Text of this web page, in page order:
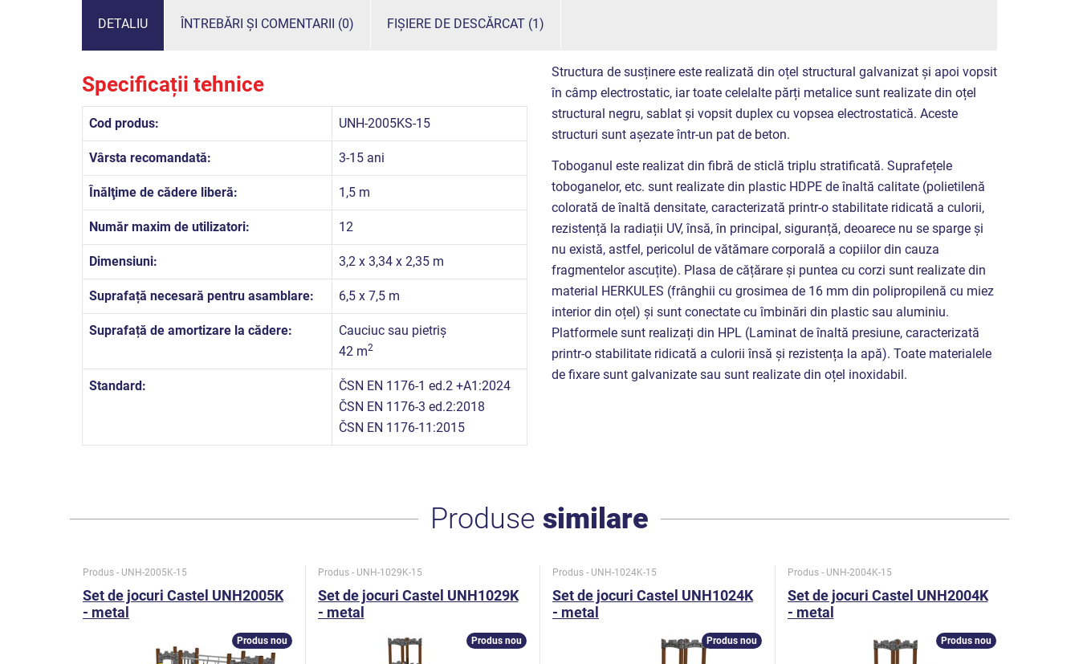
DETALIU ÎNTREBĂRI ȘI COMENTARII (0) FIȘIERE DE DESCĂRCAT (1)
Specificații tehnice
Cod produs: UNH-2005KS-15
Vârsta recomandată: 3-15 ani
Înălţime de cădere liberă: 1,5 m
Număr maxim de utilizatori: 12
Dimensiuni: 3,2 x 3,34 x 2,35 m
Suprafață necesară pentru asamblare: 6,5 x 7,5 m
Suprafață de amortizare la cădere:
Cauciuc sau pietriș
42 m2
Standard:
ČSN EN 1176-1 ed.2 +A1:2024
ČSN EN 1176-3 ed.2:2018
ČSN EN 1176-11:2015
Structura de susținere este realizată din oțel structural galvanizat și apoi vopsit
în câmp electrostatic, iar toate celelalte părți metalice sunt realizate din oțel
structural negru, sablat și vopsit duplex cu vopsea electrostatică. Aceste
structuri sunt așezate într-un pat de beton.
Toboganul este realizat din fibră de sticlă triplu stratificată. Suprafețele
toboganelor, etc. sunt realizate din plastic HDPE de înaltă calitate (polietilenă
colorată de înaltă densitate, caracterizată printr-o stabilitate ridicată a culorii,
rezistență la radiații UV, însă, în principal, siguranță, deoarece nu se sparge și
nu există, astfel, pericolul de vătămare corporală a copiilor din cauza
fragmentelor ascuțite). Plasa de cățărare și puntea cu corzi sunt realizate din
material HERKULES (frânghii cu grosimea de 16 mm din polipropilenă cu miez
interior din oțel) și sunt conectate cu îmbinări din plastic sau aluminiu.
Platformele sunt realizați din HPL (Laminat de înaltă presiune, caracterizată
printr-o stabilitate ridicată a culorii însă și rezistența la apă). Toate materialele
de fixare sunt galvanizate sau sunt realizate din oțel inoxidabil.
Produse similare
Produs - UNH-2005K-15
Set de jocuri Castel UNH2005K
- metal
Produs nou
Produs - UNH-1029K-15
Set de jocuri Castel UNH1029K
- metal
Produs nou
Produs - UNH-1024K-15
Set de jocuri Castel UNH1024K
- metal
Produs nou
Produs - UNH-2004K-15
Set de jocuri Castel UNH2004K
- metal
Produs nou